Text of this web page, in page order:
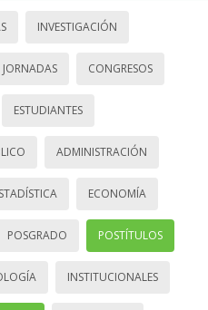
INVESTIGACIÓN
JORNADAS CONGRESOS
ESTUDIANTES
ADMINISTRACIÓN
ECONOMÍA
POSGRADO POSTÍTULOS
INSTITUCIONALES